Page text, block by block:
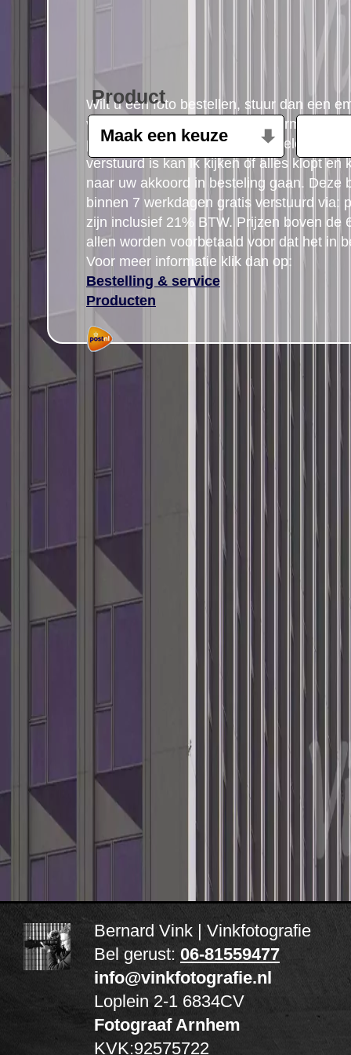
Wilt u een foto bestellen, stuur dan een
volgende gegevens: Product, formaat,
postcode gegegevens plus uw telefoon
verstuurd is kan ik kijken of alles klopt en
naar uw akkoord in besteling gaan. Deze
binnen 7 werkdagen gratis verstuurd via:
zijn inclusief 21% BTW. Prijzen boven de
allen worden voorbetaald voor dat het in
Voor meer informatie klik dan op:
Bestelling & service
Producten
Product
Bernard Vink | Vinkfotografie
Bel gerust: 06-81559477
info@vinkfotografie.nl
Loplein 2-1 6834CV
Fotograaf Arnhem
KVK:92575722